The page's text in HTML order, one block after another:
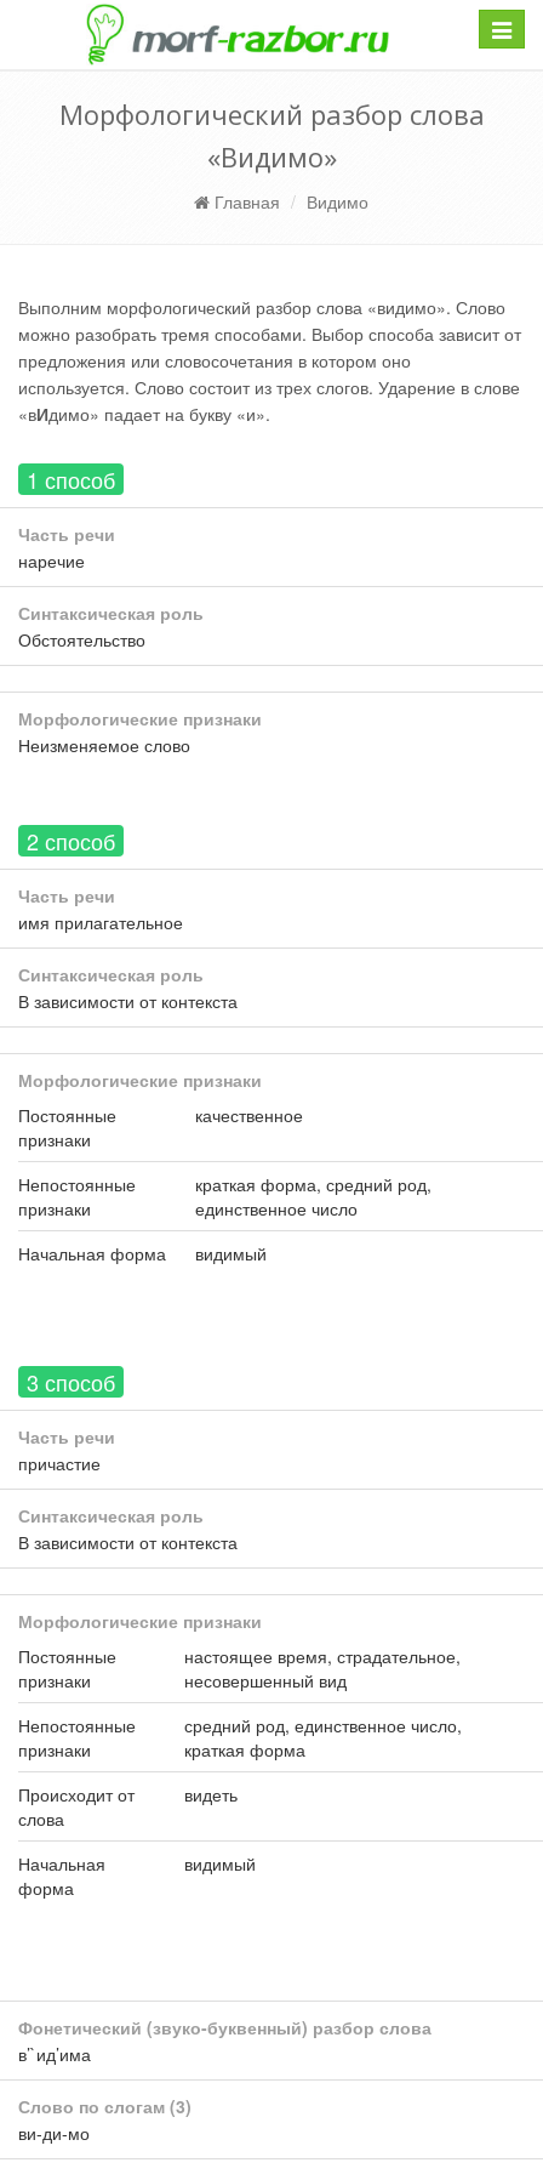
Морфологический разбор слова
«Видимо»
Главная Видимо
Выполним морфологический разбор слова «видимо». Слово
можно разобрать тремя способами. Выбор способа зависит от
предложения или словосочетания в котором оно
используется. Слово состоит из трех слогов. Ударение в слове
«вИдимо» падает на букву «и».
1 способ
Часть речи
наречие
Синтаксическая роль
Обстоятельство
Морфологические признаки
Неизменяемое слово
2 способ
Часть речи
имя прилагательное
Синтаксическая роль
В зависимости от контекста
Морфологические признаки
Постоянные
признаки
качественное
Непостоянные
признаки
краткая форма, средний род,
единственное число
Начальная форма
видимый
3 способ
Часть речи
причастие
Синтаксическая роль
В зависимости от контекста
Морфологические признаки
Постоянные
признаки
настоящее время, страдательное,
несовершенный вид
Непостоянные
признаки
средний род, единственное число,
краткая форма
Происходит от
слова
видеть
Начальная
форма
видимый
Фонетический (звуко-буквенный) разбор слова
в’`ид’има
Слово по слогам (3)
ви-ди-мо